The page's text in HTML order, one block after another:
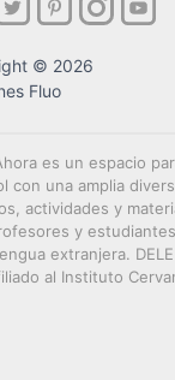
© 2026
Fluo
es un espacio
con una amplia
actividades y
y
extranjera.
al Instituto